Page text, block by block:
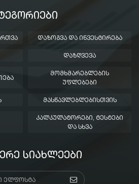
ᲓᲐᲖᲝᲒᲕᲐ ᲓᲐ ᲘᲜᲕᲔᲡᲢᲘᲠᲔᲑᲐ
ᲓᲐᲖᲦᲕᲔᲕᲐ
ᲛᲝᲛᲮᲛᲐᲠᲔᲑᲚᲔᲑᲘᲡ
ᲣᲤᲚᲔᲑᲔᲑᲘ
ᲛᲐᲡᲬᲐᲕᲚᲔᲑᲚᲔᲑᲘᲡᲗᲕᲘᲡ
ᲙᲐᲚᲙᲣᲚᲐᲢᲝᲠᲔᲑᲘ, ᲢᲔᲡᲢᲔᲑᲘ
ᲓᲐ ᲡᲮᲕᲐ
ᲡᲘᲐᲮᲚᲔᲔᲑᲘ